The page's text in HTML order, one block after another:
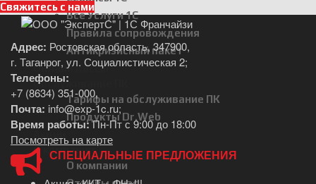
Все Услуги 1С
Правила сопровождения
Антикризисный пакет
Онлайн Кассы
Обслуживание ПК
Тарифы на обслуживание ПК
Продукты Dr.Web
Акции
О компании
О компании
Свяжитесь с нами
Адрес: Ростовская область, 347900,
г. Таганрог, ул. Социалистическая 2;
Телефоны:
+7 (8634) 351-000,
Почта: info@exp-1c.ru;
Время работы:Пн-Пт с 9:00 до 18:00
Посмотреть на карте
СПЕЦИАЛЬНЫЕ ПРЕДЛОЖЕНИЯ